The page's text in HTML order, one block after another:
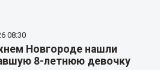
08:30
Новгороде нашли
8-летнюю девочку